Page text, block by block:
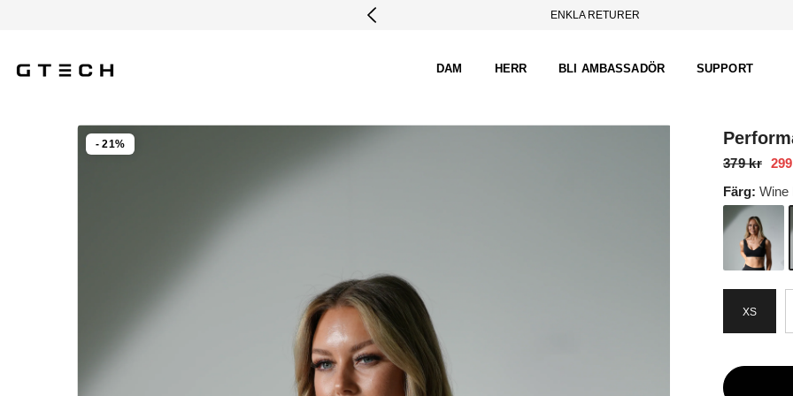
ENKLA RETURER
DAM HERR BLI AMBASSADÖR SUPPORT
- 21%
379 kr
Färg:Wine
XS